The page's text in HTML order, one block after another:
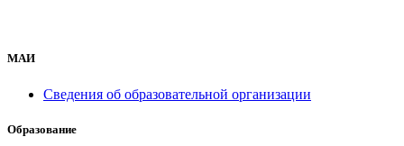
МАИ
Сведения об образовательной организации
Образование